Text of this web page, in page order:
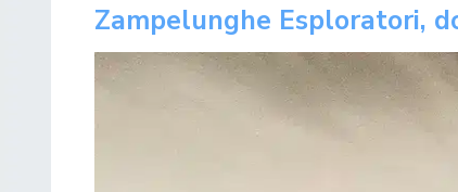
Zampelunghe Esploratori,